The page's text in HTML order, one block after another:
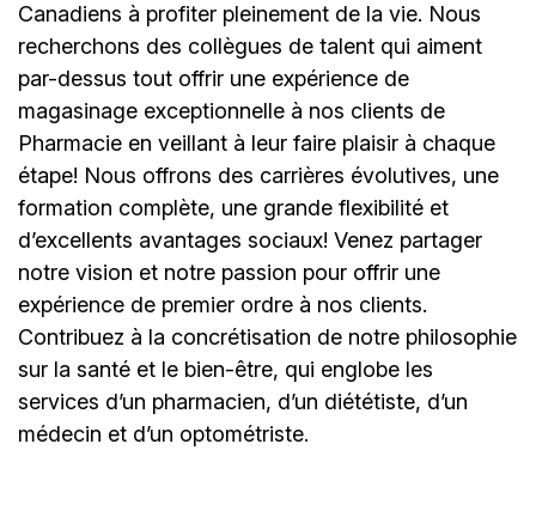
Canadiens à profiter pleinement de la vie. Nous
recherchons des collègues de talent qui aiment
par-dessus tout offrir une expérience de
magasinage exceptionnelle à nos clients de
Pharmacie en veillant à leur faire plaisir à chaque
étape! Nous offrons des carrières évolutives, une
formation complète, une grande flexibilité et
d’excellents avantages sociaux! Venez partager
notre vision et notre passion pour offrir une
expérience de premier ordre à nos clients.
Contribuez à la concrétisation de notre philosophie
sur la santé et le bien-être, qui englobe les
services d’un pharmacien, d’un diététiste, d’un
médecin et d’un optométriste.